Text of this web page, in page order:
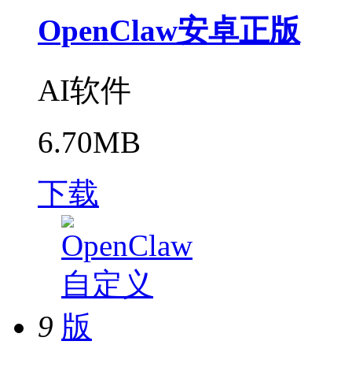
OpenClaw安卓正版
AI软件
6.70MB
下载
9